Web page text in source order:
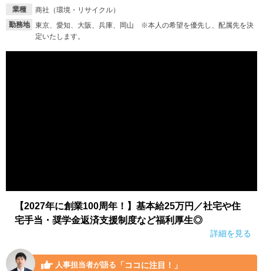
業種
商社（環境・リサイクル）
勤務地
東京、愛知、大阪、兵庫、岡山 ※本人の希望を優先し、配属先を決
定いたします。
【2027年に創業100周年！】基本給25万円／社宅や住
宅手当・奨学金返済支援制度など福利厚生◎
詳細を見る
人事担当者が語る 「ココに注目！」